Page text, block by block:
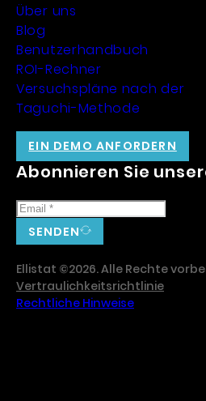
Über uns
Blog
Benutzerhandbuch
ROI-Rechner
Versuchspläne nach der
Taguchi-Methode
Abonnieren Sie
SENDEN
EIN DEMO ANFORDERN
Ellistat ©2026. Alle Rechte
Vertraulichkeitsrichtlinie
Rechtliche Hinweise